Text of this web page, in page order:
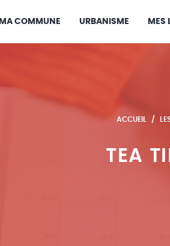
MA COMMUNE URBANISME MES
ACCUEIL
TEA